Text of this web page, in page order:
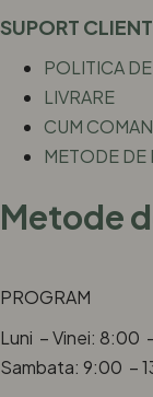
SUPORT CLIENT
POLITICA
LIVRARE
CUM
METODE DE
Metode
PROGRAM
Luni – Vinei: 8:00
Sambata: 9:00 –